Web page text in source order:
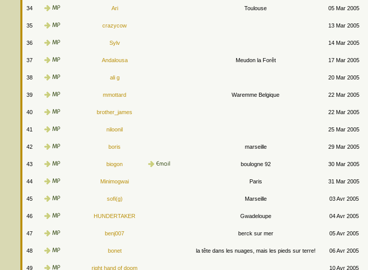
34 Ari Toulouse 05 Mar 2005
35 crazycow 13 Mar 2005
36 Sylv 14 Mar 2005
37 Andalousa Meudon la Forêt 17 Mar 2005
38 ali g 20 Mar 2005
39 mmottard Waremme Belgique 22 Mar 2005
40 brother_james 22 Mar 2005
41 niloonil 25 Mar 2005
42 boris marseille 29 Mar 2005
43 biogon boulogne 92 30 Mar 2005
44 Minimogwai Paris 31 Mar 2005
45 sofi(g) Marseille 03 Avr 2005
46 HUNDERTAKER Gwadeloupe 04 Avr 2005
47 benj007 berck sur mer 05 Avr 2005
48 bonet la tête dans les nuages, mais les pieds sur terre! 06 Avr 2005
49 right hand of doom 10 Avr 2005